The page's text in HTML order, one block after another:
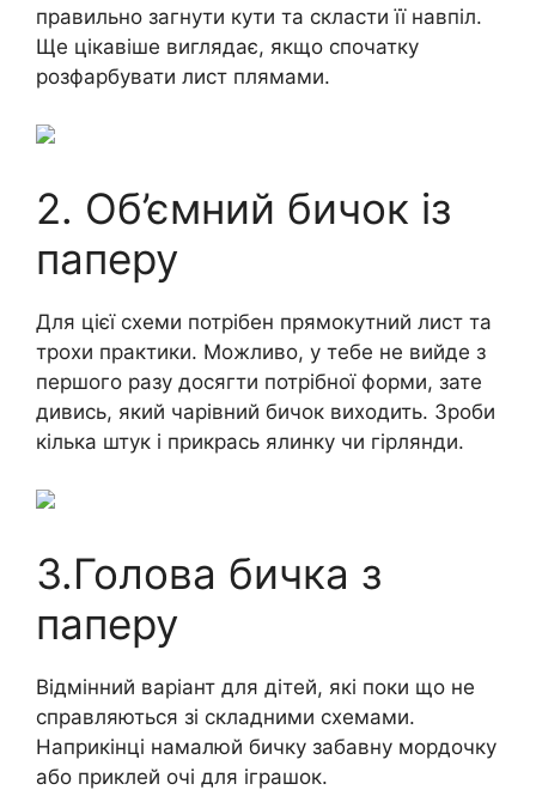
правильно загнути кути та скласти її навпіл.
Ще цікавіше виглядає, якщо спочатку
розфарбувати лист плямами.
2. Об’ємний бичок із
паперу
Для цієї схеми потрібен прямокутний лист та
трохи практики. Можливо, у тебе не вийде з
першого разу досягти потрібної форми, зате
дивись, який чарівний бичок виходить. Зроби
кілька штук і прикрась ялинку чи гірлянди.
3.Голова бичка з
паперу
Відмінний варіант для дітей, які поки що не
справляються зі складними схемами.
Наприкінці намалюй бичку забавну мордочку
або приклей очі для іграшок.